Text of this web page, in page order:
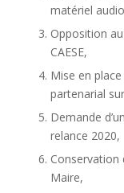
matériel
Opposition
CAESE,
Mise en
partenarial
Demande
relance 2020,
Conservation
Maire,